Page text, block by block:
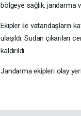
bölgeye sağlık, jandarma
Ekipler ile vatandaşların
ulaşıldı. Sudan
kaldırıldı.
Jandarma ekipleri olay